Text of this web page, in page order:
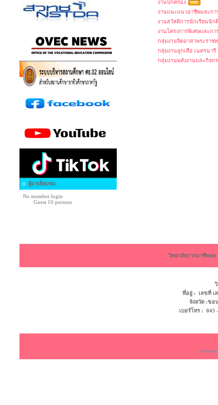
ผู้มาเยี่ยมชม
No member login
Guest 10 persons
งานปกครอง
งานแนะแนวอาชีพและกา
งานสวัสดิการนักเรียนนัก
งานโครงการพิเศษและก
กลุ่มงานจิตอาสาพระราชท
กลุ่มงานลูกเสือ เนตรนา
กลุ่มงานพลังงานและกิจก
วิทยาลัยการอาชีพพ
ที่อยู่ : เลขที่ เ
จังหวัด :ข
เบอร์โทร :